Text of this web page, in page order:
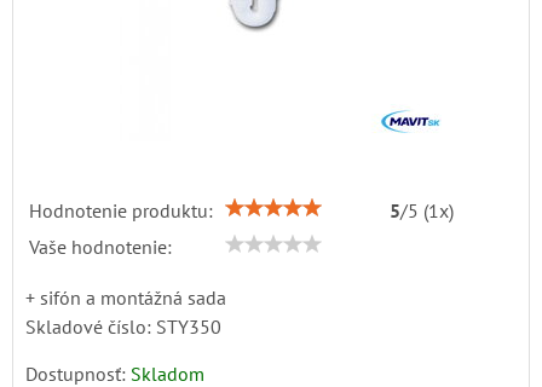
Hodnotenie produktu: 5/5 (1 x)
Vaše hodnotenie:
+ sifón a montážná sada
Skladové číslo: STY350
Dostupnosť: Skladom